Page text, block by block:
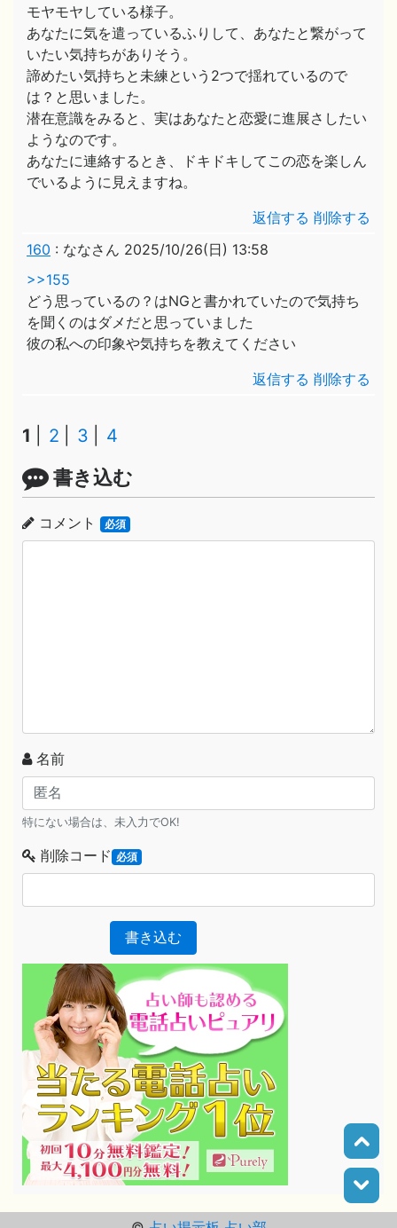
モヤモヤしている様子。
あなたに気を遣っているふりして、あなたと繋がって
いたい気持ちがありそう。
諦めたい気持ちと未練という2つで揺れているので
は？と思いました。
潜在意識をみると、実はあなたと恋愛に進展さしたい
ようなのです。
あなたに連絡するとき、ドキドキしてこの恋を楽しん
でいるように見えますね。
返信する 削除する
160 : ななさん 2025/10/26(日) 13:58
>>155
どう思っているの？はNGと書かれていたので気持ち
を聞くのはダメだと思っていました
彼の私への印象や気持ちを教えてください
返信する 削除する
1 2 3 4
書き込む
コメント 必須
名前
特にない場合は、未入力でOK!
削除コード 必須
書き込む